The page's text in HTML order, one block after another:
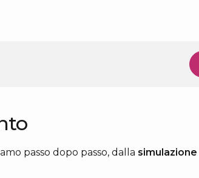
passo dopo passo, dalla simulazione